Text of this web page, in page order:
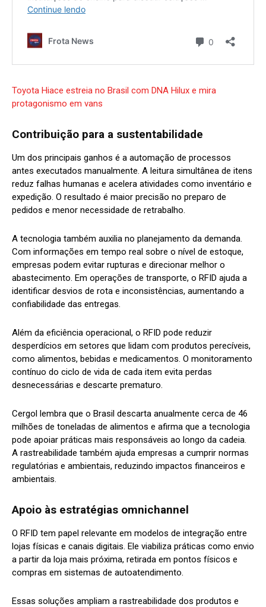
Toyota Hiace estreia no Brasil com DNA Hilux e mira
protagonismo em vans
Contribuição para a sustentabilidade
Um dos principais ganhos é a automação de processos
antes executados manualmente. A leitura simultânea de itens
reduz falhas humanas e acelera atividades como inventário e
expedição. O resultado é maior precisão no preparo de
pedidos e menor necessidade de retrabalho.
A tecnologia também auxilia no planejamento da demanda.
Com informações em tempo real sobre o nível de estoque,
empresas podem evitar rupturas e direcionar melhor o
abastecimento. Em operações de transporte, o RFID ajuda a
identificar desvios de rota e inconsistências, aumentando a
confiabilidade das entregas.
Além da eficiência operacional, o RFID pode reduzir
desperdícios em setores que lidam com produtos perecíveis,
como alimentos, bebidas e medicamentos. O monitoramento
contínuo do ciclo de vida de cada item evita perdas
desnecessárias e descarte prematuro.
Cergol lembra que o Brasil descarta anualmente cerca de 46
milhões de toneladas de alimentos e afirma que a tecnologia
pode apoiar práticas mais responsáveis ao longo da cadeia.
A rastreabilidade também ajuda empresas a cumprir normas
regulatórias e ambientais, reduzindo impactos financeiros e
ambientais.
Apoio às estratégias omnichannel
O RFID tem papel relevante em modelos de integração entre
lojas físicas e canais digitais. Ele viabiliza práticas como envio
a partir da loja mais próxima, retirada em pontos físicos e
compras em sistemas de autoatendimento.
Essas soluções ampliam a rastreabilidade dos produtos e